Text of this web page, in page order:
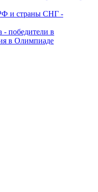
и страны СНГ -
- победители в
в Олимпиаде